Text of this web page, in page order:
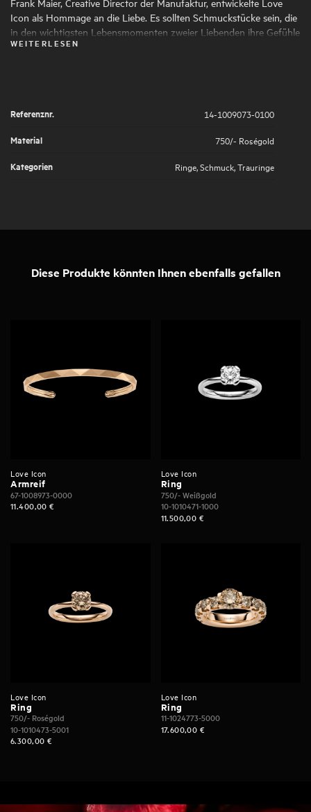
Frank Maier, Creative Director der Manufaktur, entwickelte Love
Icon als Hommage an die Liebe. Es sollten Schmuckstücke sein, die
in den wichtigsten Lebensmomenten zweier Liebenden ihre Gefühle
zum Ausdruck bringen. Alle Ringe der Linie passen in der Höhe
WEITERLESEN
Referenznr.
14-1009073-0100
Material
750/- Roségold
Kategorien
Ringe,Schmuck,Trauringe
Diese Produkte könnten Ihnen ebenfalls gefallen
Love Icon
Armreif
67-1008973-0000
11.400,00€
Love Icon
Ring
750/- Weißgold
10-1010471-1000
11.500,00 €
Love Icon
Ring
750/- Roségold
10-1010473-5001
6.300,00 €
Love Icon
Ring
11-1024773-5000
17.600,00 €